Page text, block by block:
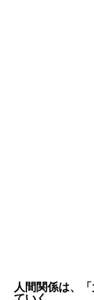
人間関係は、